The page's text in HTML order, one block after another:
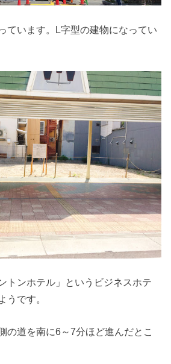
ています。L字型の建物になってい
トンホテル」というビジネスホテ
うです。
の道を南に6～7分ほど進んだとこ